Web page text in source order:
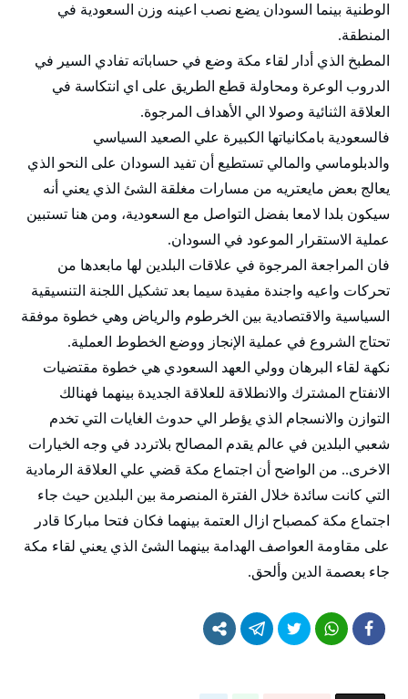
الوطنية بينما السودان يضع نصب اعينه وزن السعودية في
المنطقة.
المطبخ الذي أدار لقاء مكة وضع في حساباته تفادي السير في
الدروب الوعرة ومحاولة قطع الطريق على اي انتكاسة في
العلاقة الثنائية وصولا الي الأهداف المرجوة.
فالسعودية بامكانياتها الكبيرة علي الصعيد السياسي
والدبلوماسي والمالي تستطيع أن تفيد السودان على النحو الذي
يعالج بعض مايعتريه من مسارات مغلقة الشئ الذي يعني أنه
سيكون بلدا لامعا بفضل التواصل مع السعودية، ومن هنا تستبين
عملية الاستقرار الموعود في السودان.
فان المراجعة المرجوة في علاقات البلدين لها مابعدها من
تحركات واعيه واجندة مفيدة سيما بعد تشكيل اللجنة التنسيقية
السياسية والاقتصادية بين الخرطوم والرياض وهي خطوة موفقة
تحتاج الشروع في عملية الإنجاز ووضع الخطوط العملية.
نكهة لقاء البرهان وولي العهد السعودي هي خطوة مقتضيات
الانفتاح المشترك والانطلاقة للعلاقة الجديدة بينهما فهنالك
التوازن والانسجام الذي يؤطر الي حدوث الغايات التي تخدم
شعبي البلدين في عالم يقدم المصالح بلاتردد في وجه الخيارات
الاخرى.. من الواضح أن اجتماع مكة قضي علي العلاقة الرمادية
التي كانت سائدة خلال الفترة المنصرمة بين البلدين حيث جاء
اجتماع مكة كمصباح ازال العتمة بينهما فكان فتحا مباركا قادر
على مقاومة العواصف الهدامة بينهما الشئ الذي يعني لقاء مكة
جاء بعصمة الدين وألحق.